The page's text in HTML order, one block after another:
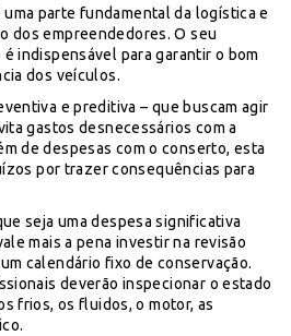
uma parte fundamental da logística e
dos empreendedores. O seu
indispensável para garantir o bom
dos veículos.
e preditiva – que buscam agir
gastos desnecessários com a
de despesas com o conserto, esta
por trazer consequências para
seja uma despesa significativa
mais a pena investir na revisão
calendário fixo de conservação.
deverão inspecionar o estado
frios, os fluidos, o motor, as